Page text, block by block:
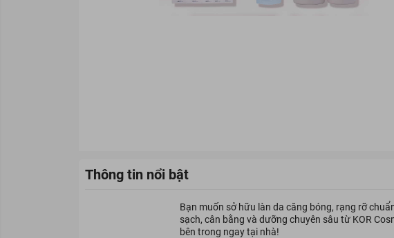
Thông tin nổi bật
Bạn muốn sở hữu làn da căng bóng, rạng rỡ
sạch, cân bằng và dưỡng chuyên sâu từ KOR
bên trong ngay tại nhà!